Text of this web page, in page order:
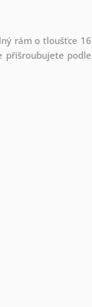
rám o tloušťce 16
přišroubujete podle